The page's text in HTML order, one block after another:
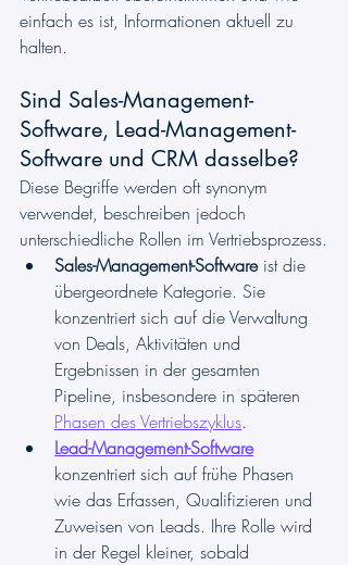
einfach es ist, Informationen aktuell zu
halten.
Sind Sales-Management-
Software, Lead-Management-
Software und CRM dasselbe?
Diese Begriffe werden oft synonym
verwendet, beschreiben jedoch
unterschiedliche Rollen im Vertriebsprozess.
Sales-Management-Software ist die
übergeordnete Kategorie. Sie
konzentriert sich auf die Verwaltung
von Deals, Aktivitäten und
Ergebnissen in der gesamten
Pipeline, insbesondere in späteren
Phasen des Vertriebszyklus.
Lead-Management-Software
konzentriert sich auf frühe Phasen
wie das Erfassen, Qualifizieren und
Zuweisen von Leads. Ihre Rolle wird
in der Regel kleiner, sobald